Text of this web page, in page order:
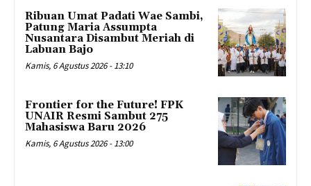
Ribuan Umat Padati Wae Sambi,
Patung Maria Assumpta
Nusantara Disambut Meriah di
Labuan Bajo
Kamis, 6 Agustus 2026 - 13:10
Frontier for the Future! FPK
UNAIR Resmi Sambut 275
Mahasiswa Baru 2026
Kamis, 6 Agustus 2026 - 13:00